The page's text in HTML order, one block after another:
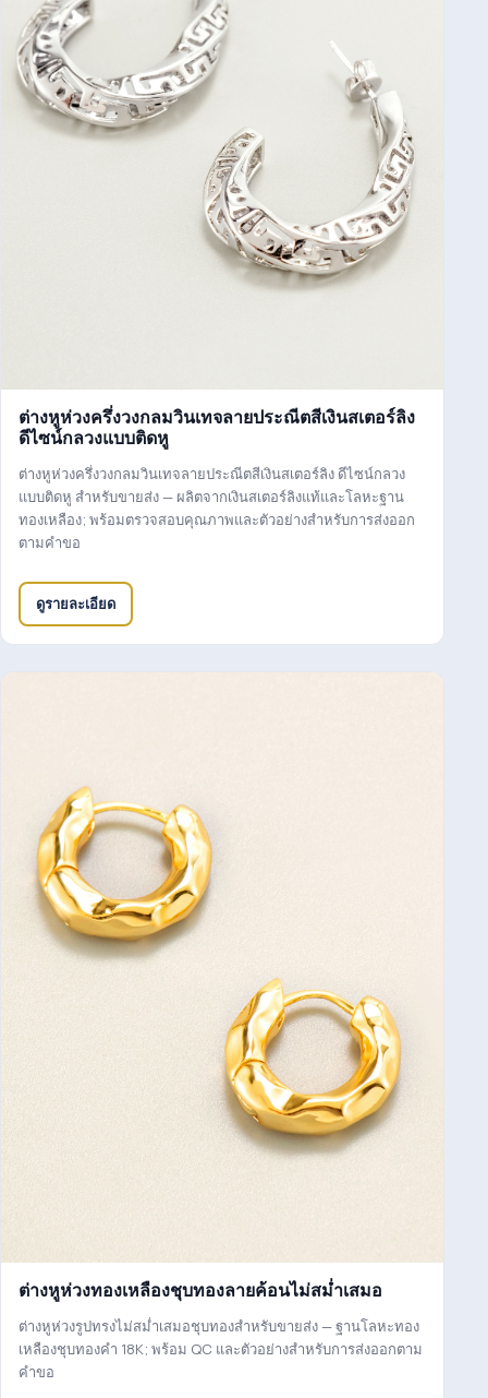
ต่างหูห่วงครึ่งวงกลมวินเทจลายประณีตสีเงินสเตอร์ลิง
ดีไซน์กลวงแบบติดหู
ต่างหูห่วงครึ่งวงกลมวินเทจลายประณีตสีเงินสเตอร์ลิง ดีไซน์กลวง
แบบติดหู สำหรับขายส่ง — ผลิตจากเงินสเตอร์ลิงแท้และโลหะฐาน
ทองเหลือง; พร้อมตรวจสอบคุณภาพและตัวอย่างสำหรับการส่งออก
ตามคำขอ
ดูรายละเอียด
ต่างหูห่วงทองเหลืองชุบทองลายค้อนไม่สม่ำเสมอ
ต่างหูห่วงรูปทรงไม่สม่ำเสมอชุบทองสำหรับขายส่ง — ฐานโลหะทอง
เหลืองชุบทองคำ 18K; พร้อม QC และตัวอย่างสำหรับการส่งออกตาม
คำขอ